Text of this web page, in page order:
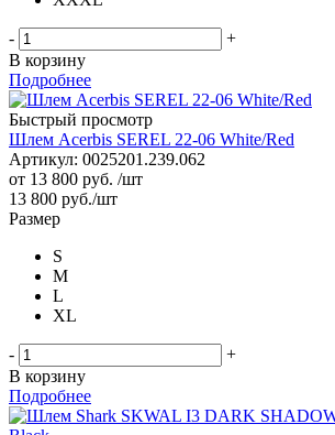
-
+
В корзину
Подробнее
Быстрый просмотр
Шлем Acerbis SEREL 22-06 White/Red
Артикул: 0025201.239.062
от 13 800 руб. /шт
13 800 руб./шт
Размер
S
M
L
XL
-
+
В корзину
Подробнее